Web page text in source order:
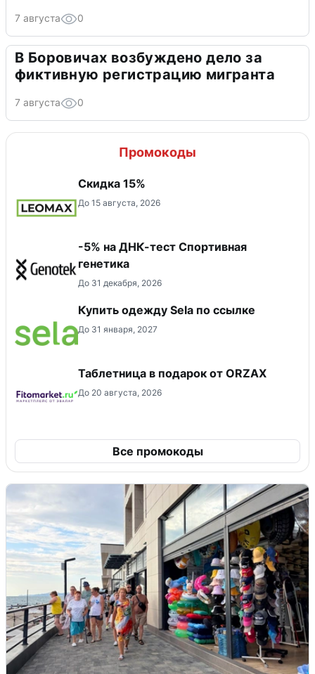
7 августа 0
В Боровичах возбуждено дело за
фиктивную регистрацию мигранта
7 августа 0
Промокоды
Скидка 15%
До 15 августа, 2026
-5% на ДНК-тест Спортивная
генетика
До 31 декабря, 2026
Купить одежду Sela по ссылке
До 31 января, 2027
Таблетница в подарок от ORZAX
До 20 августа, 2026
Все промокоды